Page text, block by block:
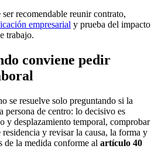
ser recomendable reunir contrato,
empresarial y prueba del impacto
trabajo.
conviene pedir
se resuelve solo preguntando si la
persona de centro: lo decisivo es
y desplazamiento temporal, comprobar
y revisar la causa, la forma y
de la medida conforme al artículo 40